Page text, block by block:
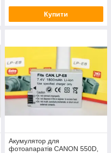
Купити
Акумулятор для
фотоапаратів CANON 550D,